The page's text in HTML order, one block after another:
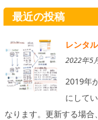
最近の投稿
レンタ
2022年5
2019年
にして
なります。更新する場